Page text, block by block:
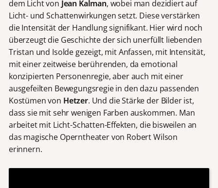
dem Licht von Jean Kalman, wobei man dezidiert auf
Licht- und Schattenwirkungen setzt. Diese verstärken
die Intensität der Handlung signifikant. Hier wird noch
überzeugt die Geschichte der sich unerfüllt liebenden
Tristan und Isolde gezeigt, mit Anfassen, mit Intensität,
mit einer zeitweise berührenden, da emotional
konzipierten Personenregie, aber auch mit einer
ausgefeilten Bewegungsregie in den dazu passenden
Kostümen von Hetzer. Und die Stärke der Bilder ist,
dass sie mit sehr wenigen Farben auskommen. Man
arbeitet mit Licht-Schatten-Effekten, die bisweilen an
das magische Operntheater von Robert Wilson
erinnern.